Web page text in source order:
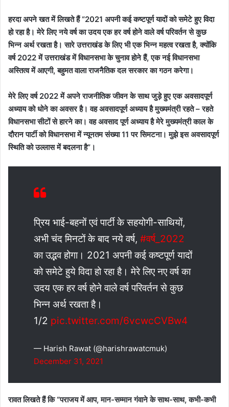
हरदा अपने खत में लिखते हैं “2021 अपनी कई कष्टपूर्ण यादों को समेटे हुए विदा
हो रहा है। मेरे लिए नये वर्ष का उदय एक हर वर्ष होने वाले वर्ष परिवर्तन से कुछ
भिन्न अर्थ रखता है। सारे उत्तराखंड के लिए भी एक भिन्न महत्व रखता है,क्योंकि
वर्ष 2022में उत्तराखंड में विधानसभा के चुनाव होने हैं,एक नई विधानसभा
अस्तित्व में आएगी,बहुमत वाला राजनैतिक दल सरकार का गठन करेगा।
मेरे लिए वर्ष 2022में अपने राजनीतिक जीवन के साथ जुड़े हुए एक अवसादपूर्ण
अध्याय को धोने का अवसर है। वह अवसादपूर्ण अध्याय है मुख्यमंत्री रहते – रहते
विधानसभा सीटों से हारने का। वह अवसाद पूर्ण अध्याय है मेरे मुख्यमंत्री काल के
दौरान पार्टी को विधानसभा में न्यूनतम संख्या11पर सिमटना। मुझे इस अवसादपूर्ण
स्थिति को उल्लास में बदलना है” ।
प्रिय भाई-बहनों एवं पार्टी के सहयोगी-साथियों,
अभी चंद मिनटों के बाद नये वर्ष, #वर्ष_2022
का उद्भव होगा। 2021 अपनी कई कष्टपूर्ण यादों
को समेटे हुये विदा हो रहा है। मेरे लिए नए वर्ष का
उदय एक हर वर्ष होने वाले वर्ष परिवर्तन से कुछ
भिन्न अर्थ रखता है।
1/2 pic.twitter.com/6vcwcCVBw4
— Harish Rawat (@harishrawatcmuk)
December 31, 2021
रावत लिखते हैंकि“पराजय में आप,मान-सम्मान गंवाने के साथ-साथ,कभी-कभी